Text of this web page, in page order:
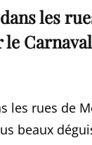
les
Carnaval
les rues de
beaux